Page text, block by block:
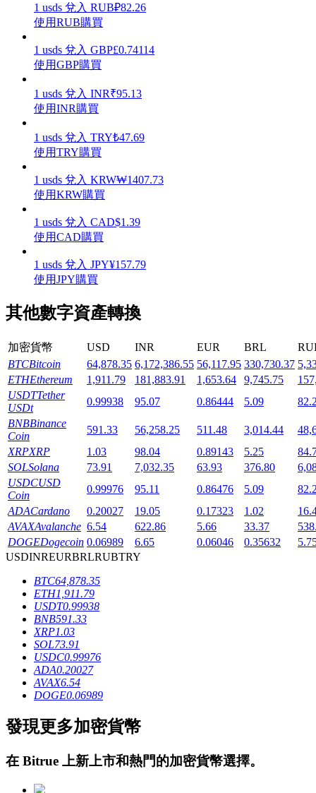
增值寶
使您的資產穩定增值
機槍池
一鍵質押鎖定高收益
活期質押獲得熱門資產
鎖倉BTR
輕鬆獲得多重福利
借貸寶
借貸數字貨幣，及時且安全的服務
1 usds 兌入 RUB₽82.26
使用RUB購買
1 usds 兌入 GBP£0.74114
使用GBP購買
1 usds 兌入 INR₹95.13
使用INR購買
1 usds 兌入 TRY₺47.69
使用TRY購買
1 usds 兌入 KRW₩1407.73
使用KRW購買
1 usds 兌入 CAD$1.39
使用CAD購買
1 usds 兌入 JPY¥157.79
使用JPY購買
其他數字資產轉換
加密貨幣 USD INR EUR BRL
BTCBitcoin 64,878.35 6,172,386.55 56,117.95 330,730.37
ETHEthereum 1,911.79 181,883.91 1,653.64 9,745.75
USDTTether
USDt
0.99938 95.07 0.86444 5.09
BNBBinance
Coin
591.33 56,258.25 511.48 3,014.44
XRPXRP 1.03 98.04 0.89143 5.25
SOLSolana 73.91 7,032.35 63.93 376.80
USDCUSD
Coin
0.99976 95.11 0.86476 5.09
ADACardano 0.20027 19.05 0.17323 1.02
AVAXAvalanche 6.54 622.86 5.66 33.37
DOGEDogecoin 0.06989 6.65 0.06046 0.35632
USDINREURBRLRUBTRY
BTC64,878.35
ETH1,911.79
USDT0.99938
BNB591.33
XRP1.03
SOL73.91
USDC0.99976
ADA0.20027
AVAX6.54
DOGE0.06989
發現更多加密貨幣
在 Bitrue 上新上市和熱門的加密貨幣選擇。